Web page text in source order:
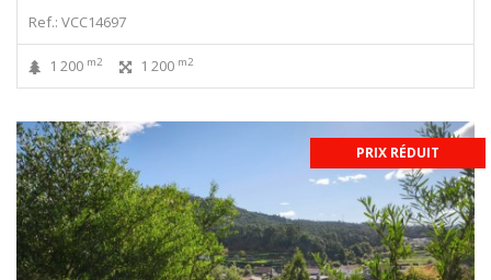
Ref.: VCC14697
1 200 m2 1 200 m2
PRIX RÉDUIT